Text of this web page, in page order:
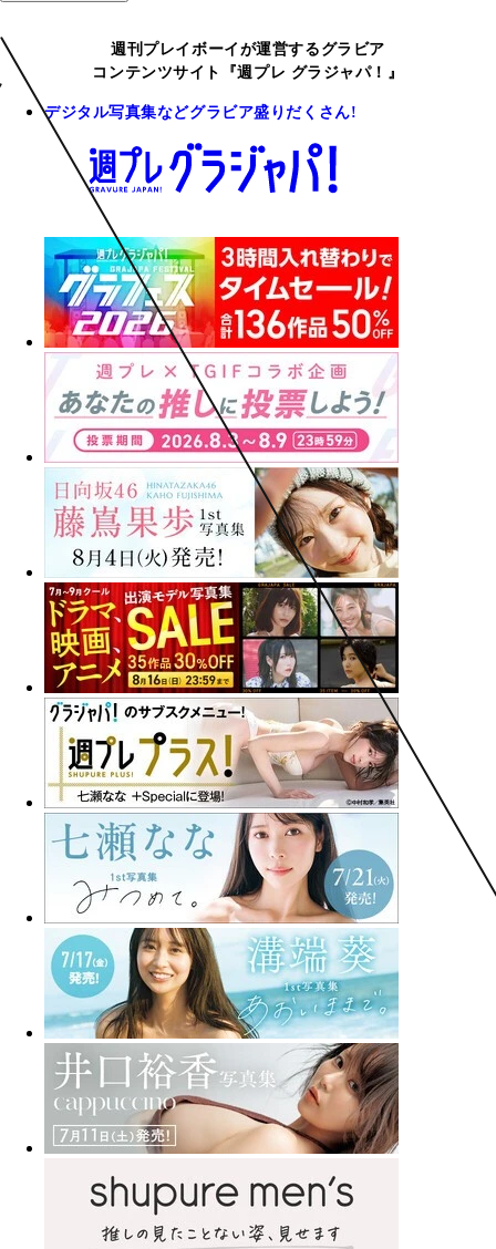
週刊プレイボーイが運営するグラビア
コンテンツサイト『週プレ グラジャパ！』
デジタル写真集などグラビア盛りだくさん!